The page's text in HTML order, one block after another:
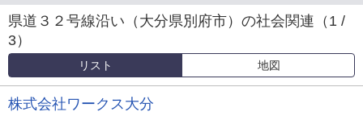
県道３２号線沿い（大分県別府市）の社会関連（1 /
3）
リスト 地図
株式会社ワークス大分